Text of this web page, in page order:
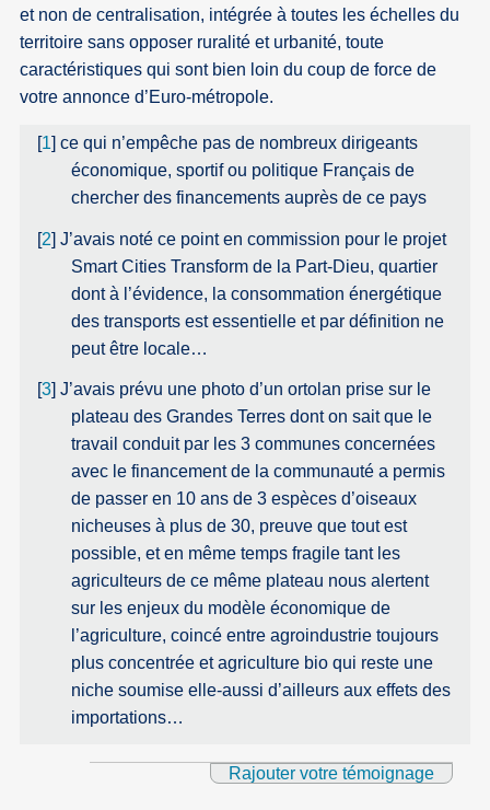
et non de centralisation, intégrée à toutes les échelles du
territoire sans opposer ruralité et urbanité, toute
caractéristiques qui sont bien loin du coup de force de
votre annonce d’Euro-métropole.
[1]ce qui n’empêche pas de nombreux dirigeants
économique, sportif ou politique Français de
chercher des financements auprès de ce pays
[2]J’avais noté ce point en commission pour le projet
Smart Cities Transform de la Part-Dieu, quartier
dont à l’évidence, la consommation énergétique
des transports est essentielle et par définition ne
peut être locale…
[3]J’avais prévu une photo d’un ortolan prise sur le
plateau des Grandes Terres dont on sait que le
travail conduit par les 3 communes concernées
avec le financement de la communauté a permis
de passer en 10 ans de 3 espèces d’oiseaux
nicheuses à plus de 30, preuve que tout est
possible, et en même temps fragile tant les
agriculteurs de ce même plateau nous alertent
sur les enjeux du modèle économique de
l’agriculture, coincé entre agroindustrie toujours
plus concentrée et agriculture bio qui reste une
niche soumise elle-aussi d’ailleurs aux effets des
importations…
Rajouter votre témoignage